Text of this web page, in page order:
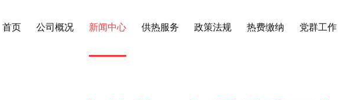
首页 公司概况 新闻中心 供热服务 政策法规 热费缴纳 党群工作